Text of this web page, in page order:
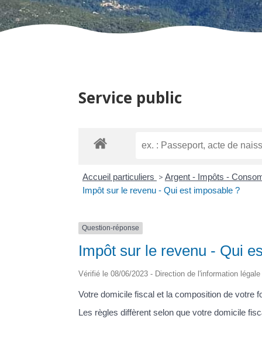
Service public
Accueil particuliers > Argent - Impôts -
Impôt sur le revenu - Qui est imposable ?
Question-réponse
Impôt sur le revenu - Qui
Vérifié le 08/06/2023 - Direction de l'information
Votre domicile fiscal et la composition de votre
Les règles diffèrent selon que votre domicile